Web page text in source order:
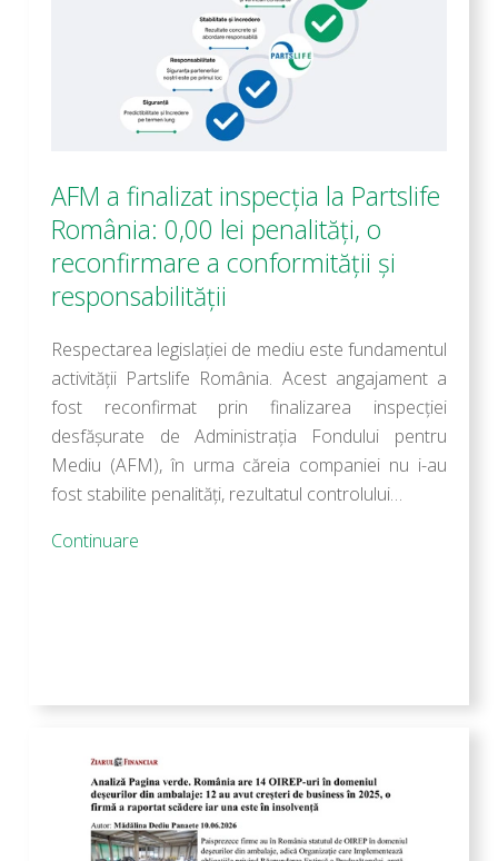
AFM a finalizat inspecția la Partslife
România: 0,00 lei penalități, o
reconfirmare a conformității și
responsabilității
Respectarea legislației de mediu este fundamentul
activității Partslife România. Acest angajament a
fost reconfirmat prin finalizarea inspecției
desfășurate de Administrația Fondului pentru
Mediu (AFM), în urma căreia companiei nu i-au
fost stabilite penalități, rezultatul controlului…
Continuare